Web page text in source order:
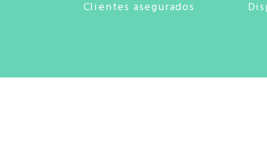
Clientes asegurados